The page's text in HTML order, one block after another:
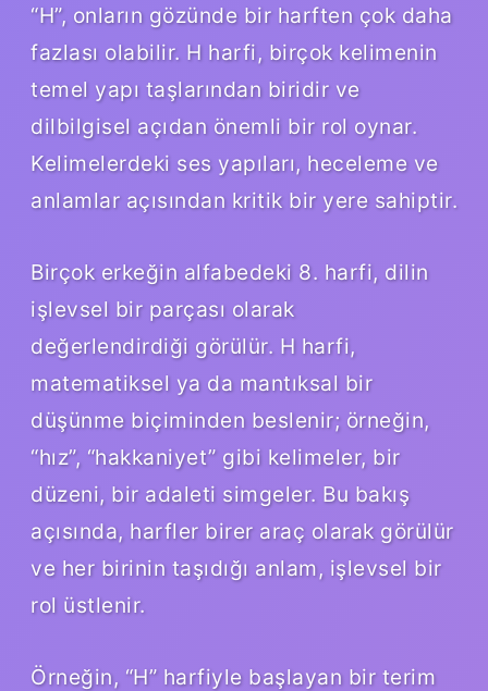
“H”, onların gözünde bir harften çok daha
fazlası olabilir. H harfi, birçok kelimenin
temel yapı taşlarından biridir ve
dilbilgisel açıdan önemli bir rol oynar.
Kelimelerdeki ses yapıları, heceleme ve
anlamlar açısından kritik bir yere sahiptir.
Birçok erkeğin alfabedeki 8. harfi, dilin
işlevsel bir parçası olarak
değerlendirdiği görülür. H harfi,
matematiksel ya da mantıksal bir
düşünme biçiminden beslenir; örneğin,
“hız”, “hakkaniyet” gibi kelimeler, bir
düzeni, bir adaleti simgeler. Bu bakış
açısında, harfler birer araç olarak görülür
ve her birinin taşıdığı anlam, işlevsel bir
rol üstlenir.
Örneğin, “H” harfiyle başlayan bir terim